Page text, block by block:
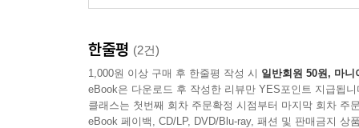
한줄평 (2건)
1,000원 이상 구매 후 한줄평 작성 시 일반회원 50원, 마니
eBook은 다운로드 후 작성한 리뷰만 YES포인트 지급됩니
클래스는 첫번째 회차 주문확정 시점부터 마지막 회차 주
eBook 페이백, CD/LP, DVD/Blu-ray, 패션 및 판매금지 상